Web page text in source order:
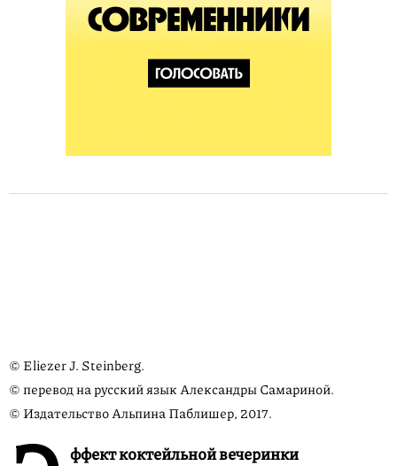
© Eliezer J. Steinberg.
© перевод на русский язык Александры Самариной.
© Издательство Альпина Паблишер, 2017.
ффект коктейльной вечеринки